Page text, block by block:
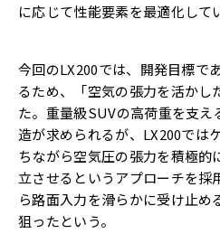
に応じて性能要素を最適化して
今回のLX200では、開発目標で
るため、「空気の張力を活かし
た。重量級SUVの高荷重を支
造が求められるが、LX200では
ちながら空気圧の張力を積極的
立させるというアプローチを採
ら路面入力を滑らかに受け止め
狙ったという。